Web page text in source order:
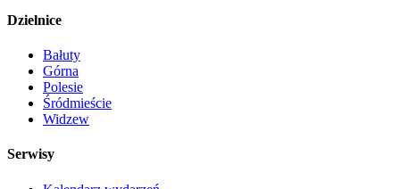
Dzielnice
Bałuty
Górna
Polesie
Śródmieście
Widzew
Serwisy